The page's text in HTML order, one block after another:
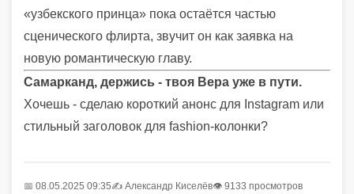
«узбекского принца» пока остаётся частью
сценического флирта, звучит он как заявка на
новую романтическую главу.
Самарканд, держись - твоя Вера уже в пути.
Хочешь - сделаю короткий анонс для Instagram или
стильный заголовок для fashion-колонки?
📅 08.05.2025 09:35✍️ Александр Киселёв👁 9133 просмотров